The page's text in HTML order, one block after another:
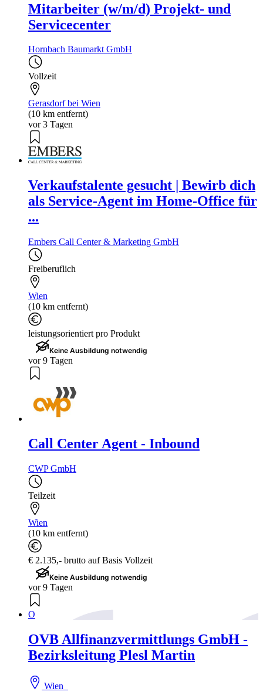
Mitarbeiter (w/m/d) Projekt- und
Servicecenter
Hornbach Baumarkt GmbH
Vollzeit
Gerasdorf bei Wien
(10 km entfernt)
vor 3 Tagen
Verkaufstalente gesucht | Bewirb dich
als Service-Agent im Home-Office für
...
Embers Call Center & Marketing GmbH
Freiberuflich
Wien
(10 km entfernt)
leistungsorientiert pro Produkt
Keine Ausbildung notwendig
vor 9 Tagen
Call Center Agent - Inbound
CWP GmbH
Teilzeit
Wien
(10 km entfernt)
€ 2.135,- brutto auf Basis Vollzeit
Keine Ausbildung notwendig
vor 9 Tagen
O
OVB Allfinanzvermittlungs GmbH -
Bezirksleitung Plesl Martin
Wien